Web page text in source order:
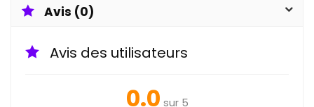
Avis (0)
Avis des utilisateurs
0.0 sur 5